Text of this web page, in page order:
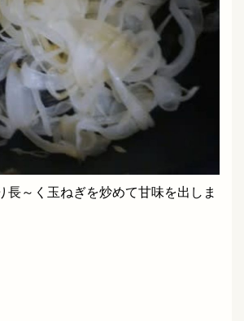
長～く玉ねぎを炒めて甘味を出しま